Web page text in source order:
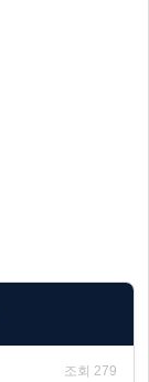
조회 279